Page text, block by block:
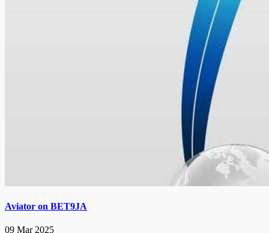
Aviator on BET9JA
09 Mar 2025